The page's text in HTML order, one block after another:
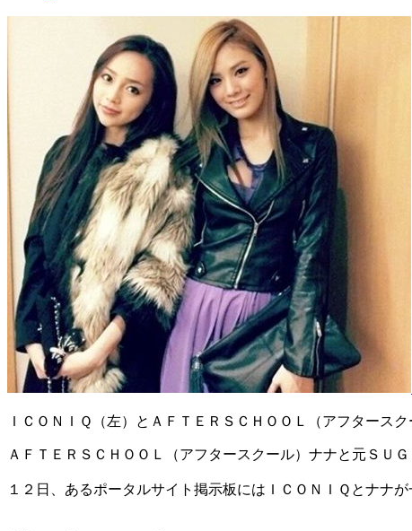
ＩＣＯＮＩＱ（左）とＡＦＴＥＲＳＣＨＯＯＬ（アフタース
ＡＦＴＥＲＳＣＨＯＯＬ（アフタースクール）ナナと元ＳＵ
１２日、あるポータルサイト掲示板にはＩＣＯＮＩＱとナナ